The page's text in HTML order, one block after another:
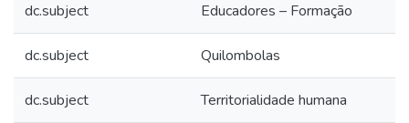
dc.subject Educadores – Formação
dc.subject Quilombolas
dc.subject Territorialidade humana